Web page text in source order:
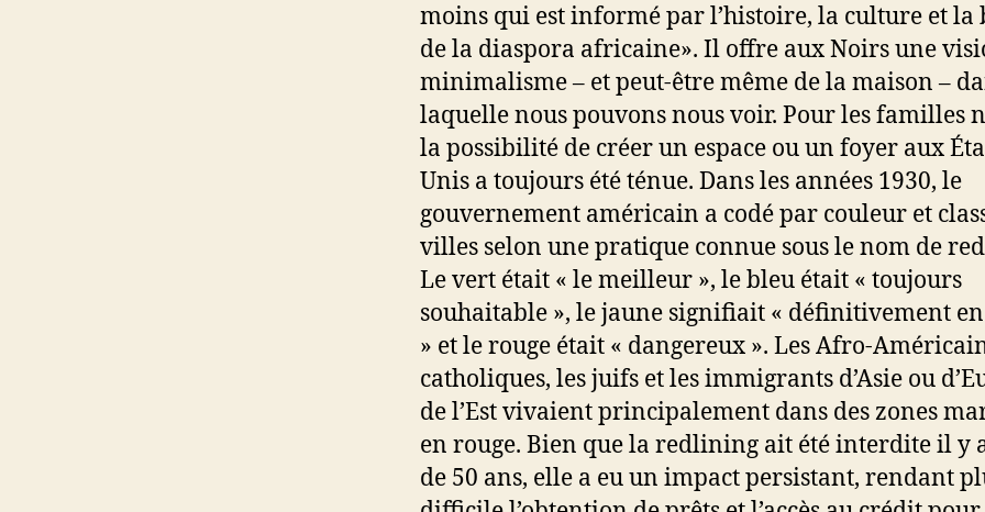
moins qui est informé par l’histoire, la culture et la
de la diaspora africaine». Il offre aux Noirs une
minimalisme – et peut-être même de la maison –
laquelle nous pouvons nous voir. Pour les familles
la possibilité de créer un espace ou un foyer aux
Unis a toujours été ténue. Dans les années 1930, le
gouvernement américain a codé par couleur et
villes selon une pratique connue sous le nom de
Le vert était « le meilleur », le bleu était « toujours
souhaitable », le jaune signifiait « définitivement
» et le rouge était « dangereux ». Les Afro-
catholiques, les juifs et les immigrants d’Asie ou
de l’Est vivaient principalement dans des zones
en rouge. Bien que la redlining ait été interdite il y
de 50 ans, elle a eu un impact persistant, rendant